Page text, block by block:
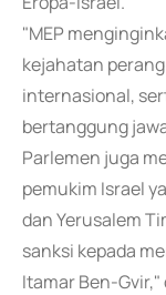
"MEP
kejahatan
internasional,
bertanggung
Parlemen juga
pemukim Israel
dan Yerusalem
sanksi kepada
Itamar Ben-